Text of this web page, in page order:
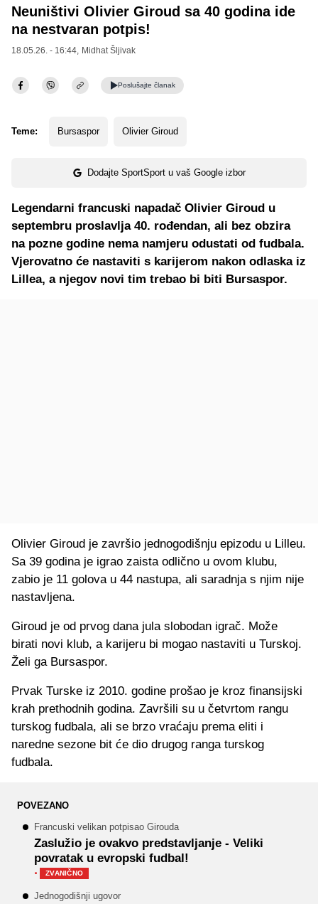
Neuništivi Olivier Giroud sa 40 godina ide
na nestvaran potpis!
18.05.26. - 16:44, Midhat Šljivak
Poslušajte članak
Teme: Bursaspor Olivier Giroud
Dodajte SportSport u vaš Google izbor
Legendarni francuski napadač Olivier Giroud u
septembru proslavlja 40. rođendan, ali bez obzira
na pozne godine nema namjeru odustati od fudbala.
Vjerovatno će nastaviti s karijerom nakon odlaska iz
Lillea, a njegov novi tim trebao bi biti Bursaspor.
Olivier Giroud je završio jednogodišnju epizodu u Lilleu.
Sa 39 godina je igrao zaista odlično u ovom klubu,
zabio je 11 golova u 44 nastupa, ali saradnja s njim nije
nastavljena.
Giroud je od prvog dana jula slobodan igrač. Može
birati novi klub, a karijeru bi mogao nastaviti u Turskoj.
Želi ga Bursaspor.
Prvak Turske iz 2010. godine prošao je kroz finansijski
krah prethodnih godina. Završili su u četvrtom rangu
turskog fudbala, ali se brzo vraćaju prema eliti i
naredne sezone bit će dio drugog ranga turskog
fudbala.
POVEZANO
Francuski velikan potpisao Girouda
Zaslužio je ovakvo predstavljanje - Veliki
povratak u evropski fudbal!
· ZVANIČNO
Jednogodišnji ugovor